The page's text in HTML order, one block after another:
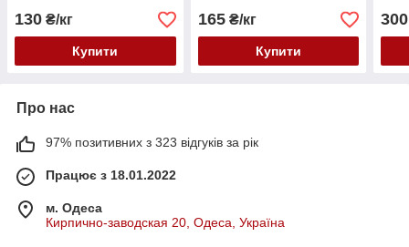
130 ₴/кг
Купити
165₴/кг
Купити
300
Про нас
97% позитивних з 323 відгуків за рік
Працює з 18.01.2022
м. Одеса
Кирпично-заводская 20, Одеса, Україна